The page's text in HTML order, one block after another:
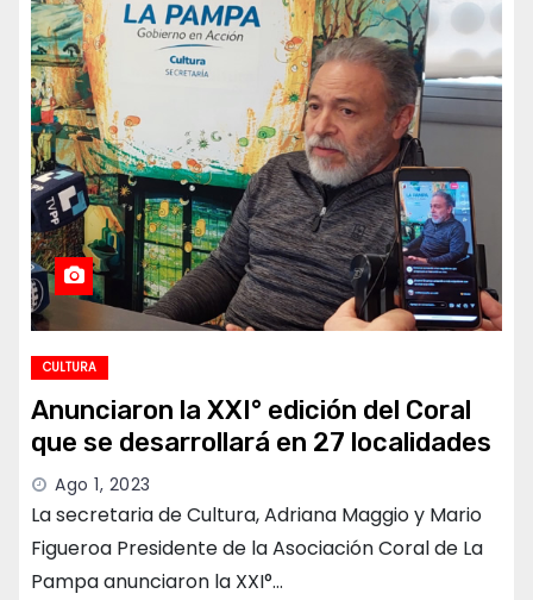
CULTURA
Anunciaron la XXI° edición del Coral
que se desarrollará en 27 localidades
Ago 1, 2023
La secretaria de Cultura, Adriana Maggio y Mario
Figueroa Presidente de la Asociación Coral de La
Pampa anunciaron la XXI°…